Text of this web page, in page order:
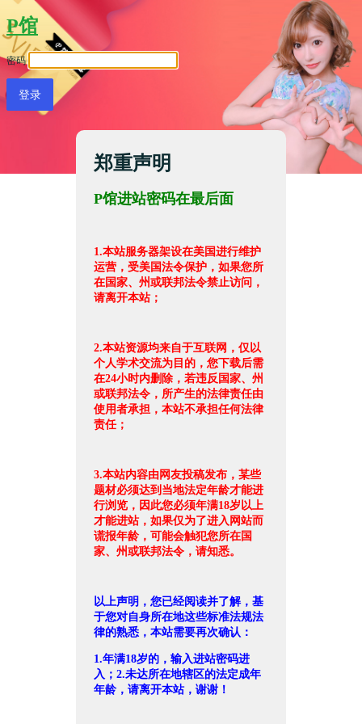
P馆
密码
郑重声明
P馆进站密码在最后面
1.本站服务器架设在美国进行维护
运营，受美国法令保护，如果您所
在国家、州或联邦法令禁止访问，
请离开本站；
2.本站资源均来自于互联网，仅以
个人学术交流为目的，您下载后需
在24小时内删除，若违反国家、州
或联邦法令，所产生的法律责任由
使用者承担，本站不承担任何法律
责任；
3.本站内容由网友投稿发布，某些
题材必须达到当地法定年龄才能进
行浏览，因此您必须年满18岁以上
才能进站，如果仅为了进入网站而
谎报年龄，可能会触犯您所在国
家、州或联邦法令，请知悉。
以上声明，您已经阅读并了解，基
于您对自身所在地这些标准法规法
律的熟悉，本站需要再次确认：
1.年满18岁的，输入进站密码进
入；2.未达所在地辖区的法定成年
年龄，请离开本站，谢谢！